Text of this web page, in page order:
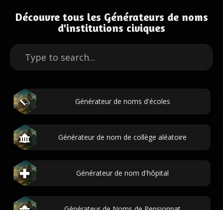
Découvre tous les Générateurs de noms
d'institutions civiques
Générateur de noms d'écoles
Générateur de nom de collège aléatoire
Générateur de nom d'hôpital